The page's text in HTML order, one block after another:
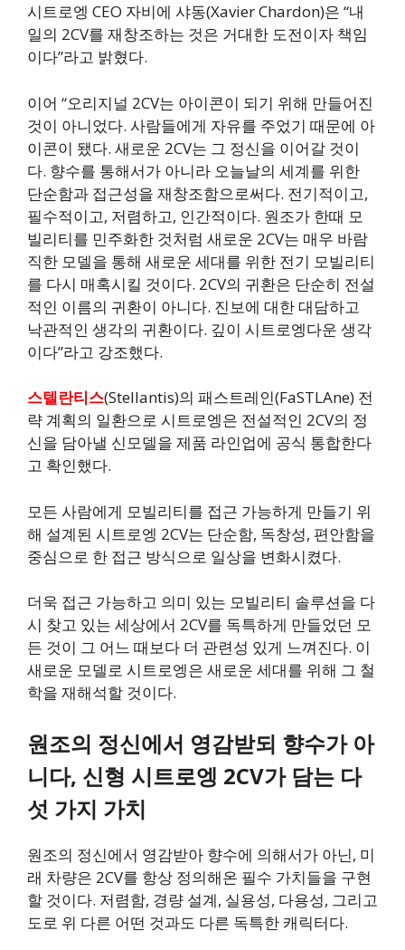
시트로엥 CEO 자비에 샤동(Xavier Chardon)은 “내
일의 2CV를 재창조하는 것은 거대한 도전이자 책임
이다”라고 밝혔다.
이어 “오리지널 2CV는 아이콘이 되기 위해 만들어진
것이 아니었다. 사람들에게 자유를 주었기 때문에 아
이콘이 됐다. 새로운 2CV는 그 정신을 이어갈 것이
다. 향수를 통해서가 아니라 오늘날의 세계를 위한
단순함과 접근성을 재창조함으로써다. 전기적이고,
필수적이고, 저렴하고, 인간적이다. 원조가 한때 모
빌리티를 민주화한 것처럼 새로운 2CV는 매우 바람
직한 모델을 통해 새로운 세대를 위한 전기 모빌리티
를 다시 매혹시킬 것이다. 2CV의 귀환은 단순히 전설
적인 이름의 귀환이 아니다. 진보에 대한 대담하고
낙관적인 생각의 귀환이다. 깊이 시트로엥다운 생각
이다”라고 강조했다.
스텔란티스(Stellantis)의 패스트레인(FaSTLAne) 전
략 계획의 일환으로 시트로엥은 전설적인 2CV의 정
신을 담아낼 신모델을 제품 라인업에 공식 통합한다
고 확인했다.
모든 사람에게 모빌리티를 접근 가능하게 만들기 위
해 설계된 시트로엥 2CV는 단순함, 독창성, 편안함을
중심으로 한 접근 방식으로 일상을 변화시켰다.
더욱 접근 가능하고 의미 있는 모빌리티 솔루션을 다
시 찾고 있는 세상에서 2CV를 독특하게 만들었던 모
든 것이 그 어느 때보다 더 관련성 있게 느껴진다. 이
새로운 모델로 시트로엥은 새로운 세대를 위해 그 철
학을 재해석할 것이다.
원조의 정신에서 영감받되 향수가 아
니다, 신형 시트로엥 2CV가 담는 다
섯 가지 가치
원조의 정신에서 영감받아 향수에 의해서가 아닌, 미
래 차량은 2CV를 항상 정의해온 필수 가치들을 구현
할 것이다. 저렴함, 경량 설계, 실용성, 다용성, 그리고
도로 위 다른 어떤 것과도 다른 독특한 캐릭터다.